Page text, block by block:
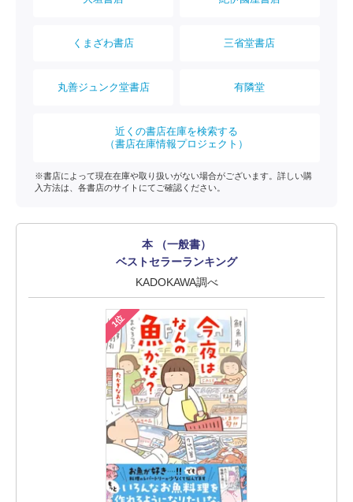
くまざわ書店 三省堂書店
丸善ジュンク堂書店 有隣堂
近くの書店在庫を検索する
（書店在庫情報プロジェクト）
※書店によって現在在庫や取り扱いがない場合がございます。詳しい購
入方法は、各書店のサイトにてご確認ください。
本 （一般書）
ベストセラーランキング
KADOKAWA調べ
1位